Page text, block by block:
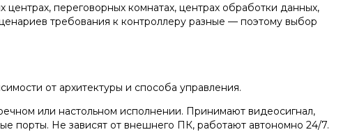
переговорных комнатах, центрах обработки данных,
требования к контроллеру разные — поэтому выбор
от архитектуры и способа управления.
или настольном исполнении. Принимают видеосигнал,
порты. Не зависят от внешнего ПК, работают автономно 24/7.